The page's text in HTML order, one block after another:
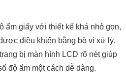
ẩm giấy với thiết kế khá nhỏ gọn,
điều khiển bằng bộ vi xử lý.
bị màn hình LCD rõ nét giúp
độ ẩm một cách dễ dàng.